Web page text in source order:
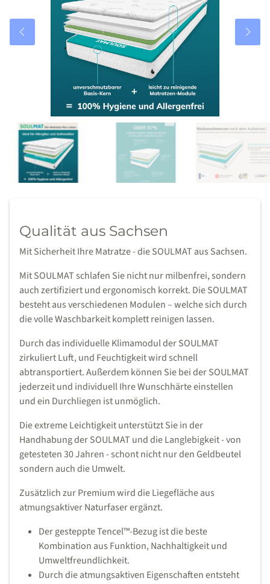
Qualität aus Sachsen
Mit Sicherheit Ihre Matratze - die SOULMAT aus Sachsen.
Mit SOULMAT schlafen Sie nicht nur milbenfrei, sondern
auch zertifiziert und ergonomisch korrekt. Die SOULMAT
besteht aus verschiedenen Modulen – welche sich durch
die volle Waschbarkeit komplett reinigen lassen.
Durch das individuelle Klimamodul der SOULMAT
zirkuliert Luft, und Feuchtigkeit wird schnell
abtransportiert. Außerdem können Sie bei der SOULMAT
jederzeit und individuell Ihre Wunschhärte einstellen
und ein Durchliegen ist unmöglich.
Die extreme Leichtigkeit unterstützt Sie in der
Handhabung der SOULMAT und die Langlebigkeit - von
getesteten 30 Jahren - schont nicht nur den Geldbeutel
sondern auch die Umwelt.
Zusätzlich zur Premium wird die Liegefläche aus
atmungsaktiver Naturfaser ergänzt.
Der gesteppte Tencel™-Bezug ist die beste
Kombination aus Funktion, Nachhaltigkeit und
Umweltfreundlichkeit.
Durch die atmungsaktiven Eigenschaften entsteht